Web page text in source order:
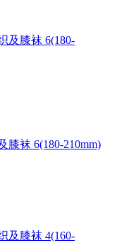
及膝袜 6(180-
膝袜 6(180-210mm)
及膝袜 4(160-